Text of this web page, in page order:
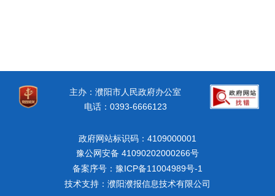
主办：濮阳市人民政府办公室
电话：0393-6666123
政府网站标识码：4109000001
豫公网安备 41090202000266号
备案序号：豫ICP备11004989号-1
技术支持：濮阳濮报信息技术有限公司